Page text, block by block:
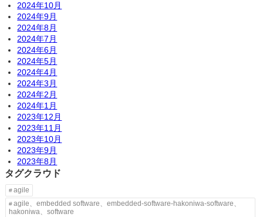
2024年10月
2024年9月
2024年8月
2024年7月
2024年6月
2024年5月
2024年4月
2024年3月
2024年2月
2024年1月
2023年12月
2023年11月
2023年10月
2023年9月
2023年8月
タグクラウド
agile
agile、embedded software、embedded-software-hakoniwa-software、
hakoniwa、software